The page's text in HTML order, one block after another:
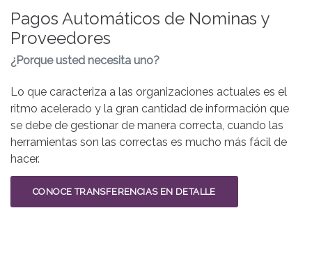
Pagos Automáticos de Nominas y
Proveedores
¿Porque usted necesita uno?
Lo que caracteriza a las organizaciones actuales es el
ritmo acelerado y la gran cantidad de información que
se debe de gestionar de manera correcta, cuando las
herramientas son las correctas es mucho más fácil de
hacer.
CONOCE TRANSFERENCIAS EN DETALLE